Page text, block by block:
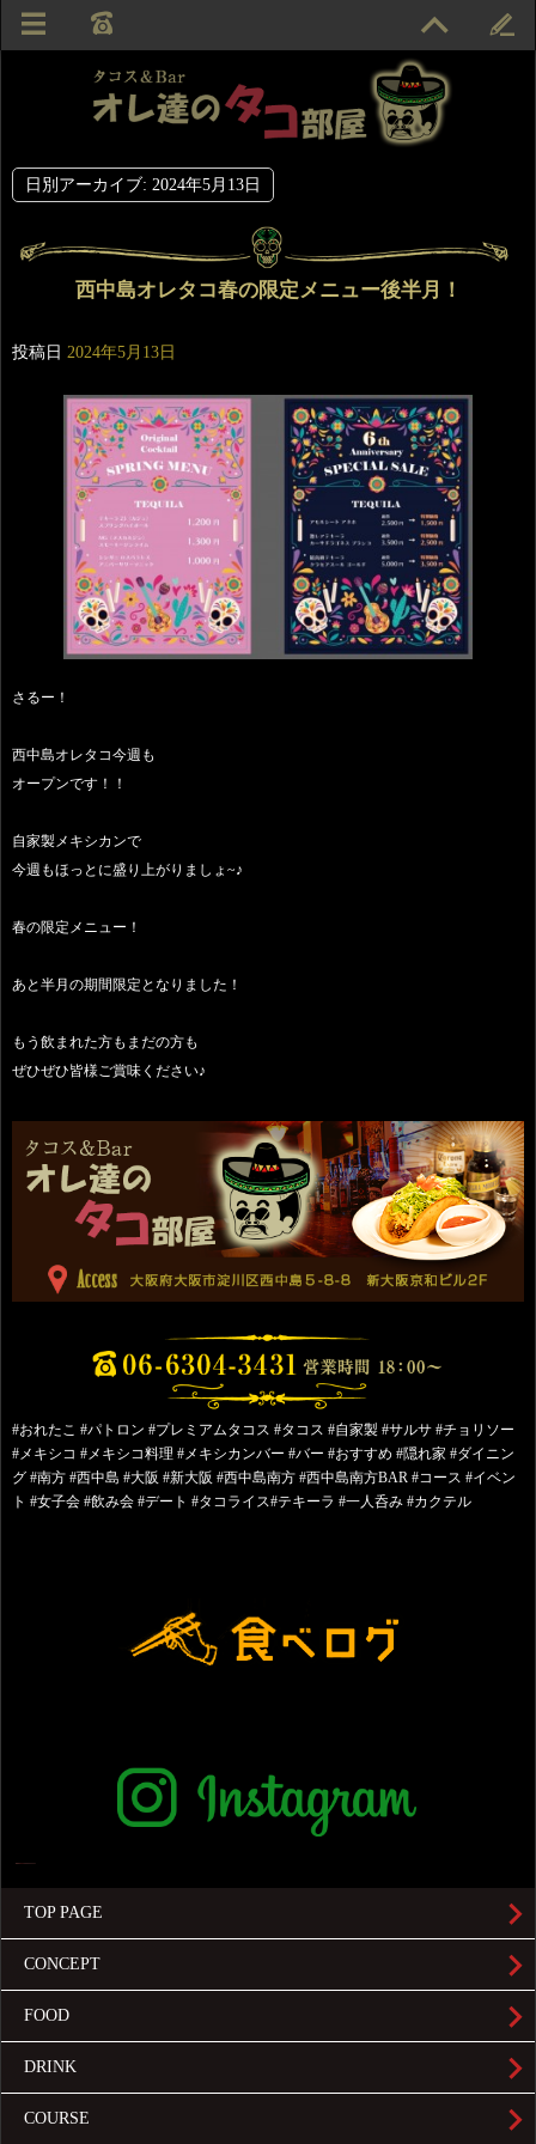
日別アーカイブ: 2024年5月13日
西中島オレタコ春の限定メニュー後半月！
投稿日 2024年5月13日
さるー！
西中島オレタコ今週も
オープンです！！
自家製メキシカンで
今週もほっとに盛り上がりましょ~♪
春の限定メニュー！
あと半月の期間限定となりました！
もう飲まれた方もまだの方も
ぜひぜひ皆様ご賞味ください♪
#おれたこ #パトロン #プレミアムタコス #タコス #自家製 #サルサ #チョリソー
#メキシコ #メキシコ料理 #メキシカンバー #バー #おすすめ #隠れ家 #ダイニン
グ #南方 #西中島 #大阪 #新大阪 #西中島南方 #西中島南方BAR #コース #イベン
ト #女子会 #飲み会 #デート #タコライス#テキーラ #一人呑み #カクテル
TOP PAGE
CONCEPT
FOOD
DRINK
COURSE